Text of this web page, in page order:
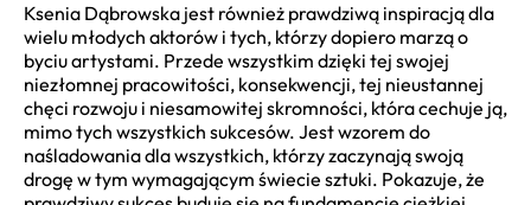
Ksenia Dąbrowska jest również prawdziwą inspiracją dla
wielu młodych aktorów i tych, którzy dopiero marzą o
byciu artystami. Przede wszystkim dzięki tej swojej
niezłomnej pracowitości, konsekwencji, tej nieustannej
chęci rozwoju i niesamowitej skromności, która cechuje ją,
mimo tych wszystkich sukcesów. Jest wzorem do
naśladowania dla wszystkich, którzy zaczynają swoją
drogę w tym wymagającym świecie sztuki. Pokazuje, że